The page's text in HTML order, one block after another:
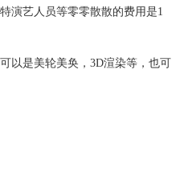
演艺人员等零零散散的费用是1
以是美轮美奂，3D渲染等，也可